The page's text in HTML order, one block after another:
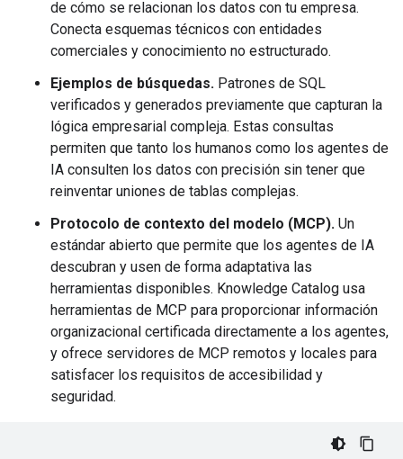
de cómo se relacionan los datos con tu empresa.
Conecta esquemas técnicos con entidades
comerciales y conocimiento no estructurado.
Ejemplos de búsquedas. Patrones de SQL
verificados y generados previamente que capturan la
lógica empresarial compleja. Estas consultas
permiten que tanto los humanos como los agentes de
IA consulten los datos con precisión sin tener que
reinventar uniones de tablas complejas.
Protocolo de contexto del modelo (MCP). Un
estándar abierto que permite que los agentes de IA
descubran y usen de forma adaptativa las
herramientas disponibles. Knowledge Catalog usa
herramientas de MCP para proporcionar información
organizacional certificada directamente a los agentes,
y ofrece servidores de MCP remotos y locales para
satisfacer los requisitos de accesibilidad y
seguridad.